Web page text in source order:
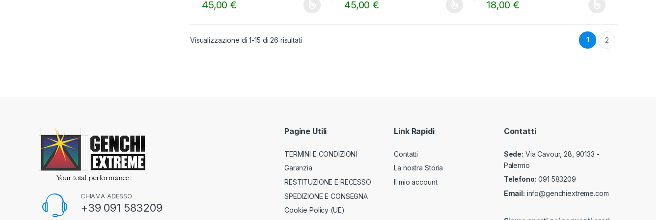
f45,00€
Questo prodotto ha più varianti. Le opzioni possono essere scelte nella pagina del prodotto
f45,00€
Questo prodotto ha più varianti. Le opzioni possono essere scelte nella pagina del prodotto
18,00€
Questo prodotto ha più varianti. Le opzioni possono
Visualizzazione di 1-15 di 26 risultati 1 2
CHIAMA ADESSO
+39 091 583209
Pagine Utili
TERMINI E CONDIZIONI
Garanzia
RESTITUZIONE E RECESSO
SPEDIZIONE E CONSEGNA
Cookie Policy (UE)
Link Rapidi
Contatti
La nostra Storia
Il mio account
Contatti
Sede: Via Cavour, 28, 90133 -
Palermo
Telefono: 091 583209
Email: info@genchiextreme.com